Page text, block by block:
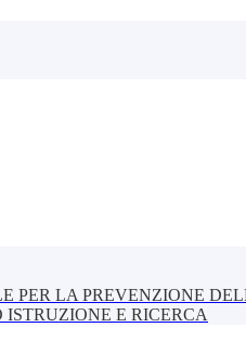
PER LA PREVENZIONE
ISTRUZIONE E RICERCA